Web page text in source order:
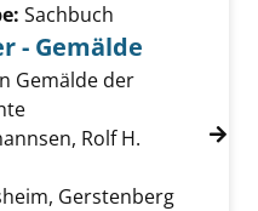
50 Klassiker - Gemälde
Sachbuch
- Gemälde
Gemälde der
Rolf H. Suche
Gerstenberg